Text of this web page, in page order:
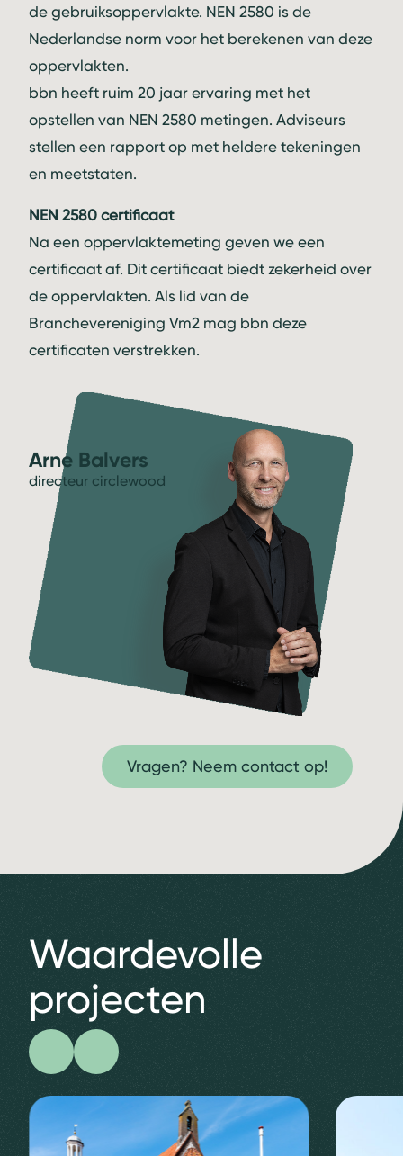
de gebruiksoppervlakte. NEN 2580 is de
Nederlandse norm voor het berekenen van deze
oppervlakten.
bbn heeft ruim 20 jaar ervaring met het
opstellen van NEN 2580 metingen. Adviseurs
stellen een rapport op met heldere tekeningen
en meetstaten.
NEN 2580 certificaat
Na een oppervlaktemeting geven we een
certificaat af. Dit certificaat biedt zekerheid over
de oppervlakten. Als lid van de
Branchevereniging Vm2 mag bbn deze
certificaten verstrekken.
Arne Balvers
directeur circlewood
Vragen? Neem contact op!
Waardevolle
projecten